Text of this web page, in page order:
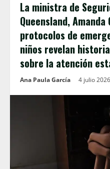
La ministra de
Queensland,
protocolos de
niños revelan
sobre la atención
Ana Paula García 4 julio 2026